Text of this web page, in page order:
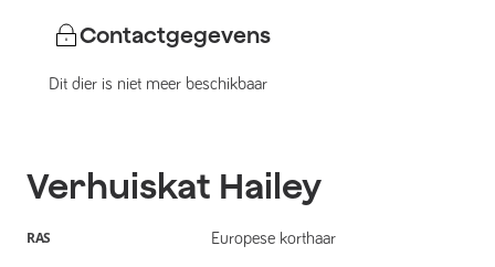
Contactgegevens
Dit dier is niet meer beschikbaar
Verhuiskat Hailey
RAS Europese korthaar